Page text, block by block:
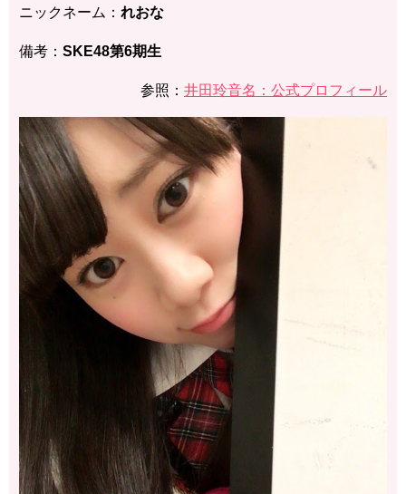
ニックネーム： れおな
備考： SKE48第6期生
参照： 井田玲音名：公式プロフィール